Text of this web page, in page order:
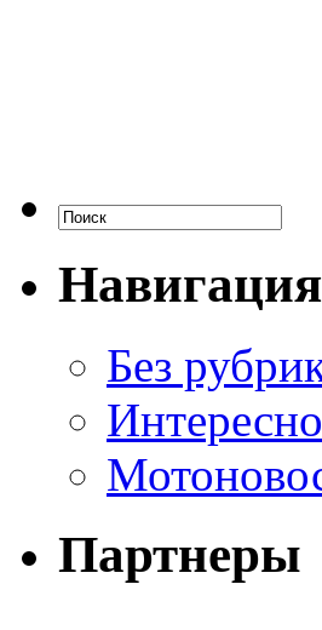
Навигация
Без
Партнеры